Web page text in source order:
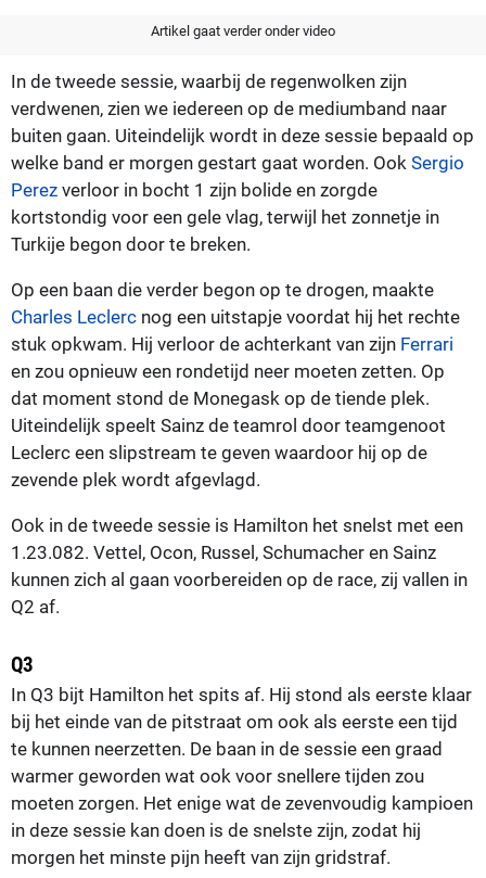
Artikel gaat verder onder video
In de tweede sessie, waarbij de regenwolken zijn
verdwenen, zien we iedereen op de mediumband naar
buiten gaan. Uiteindelijk wordt in deze sessie bepaald op
welke band er morgen gestart gaat worden. Ook Sergio
Perez verloor in bocht 1 zijn bolide en zorgde
kortstondig voor een gele vlag, terwijl het zonnetje in
Turkije begon door te breken.
Op een baan die verder begon op te drogen, maakte
Charles Leclerc nog een uitstapje voordat hij het rechte
stuk opkwam. Hij verloor de achterkant van zijn Ferrari
en zou opnieuw een rondetijd neer moeten zetten. Op
dat moment stond de Monegask op de tiende plek.
Uiteindelijk speelt Sainz de teamrol door teamgenoot
Leclerc een slipstream te geven waardoor hij op de
zevende plek wordt afgevlagd.
Ook in de tweede sessie is Hamilton het snelst met een
1.23.082. Vettel, Ocon, Russel, Schumacher en Sainz
kunnen zich al gaan voorbereiden op de race, zij vallen in
Q2 af.
Q3
In Q3 bijt Hamilton het spits af. Hij stond als eerste klaar
bij het einde van de pitstraat om ook als eerste een tijd
te kunnen neerzetten. De baan in de sessie een graad
warmer geworden wat ook voor snellere tijden zou
moeten zorgen. Het enige wat de zevenvoudig kampioen
in deze sessie kan doen is de snelste zijn, zodat hij
morgen het minste pijn heeft van zijn gridstraf.